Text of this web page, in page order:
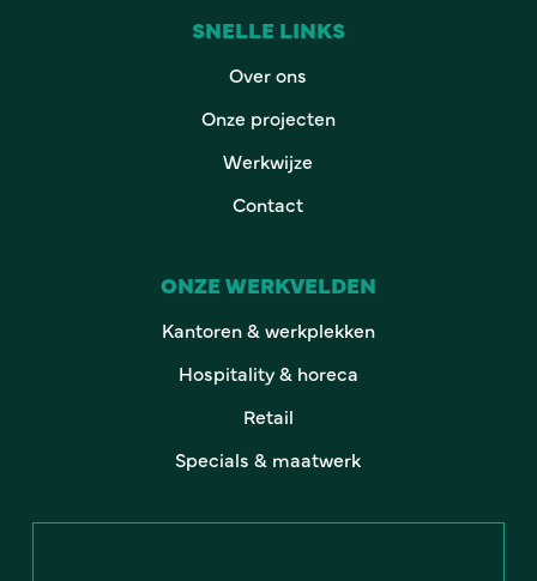
SNELLE LINKS
Over ons
Onze projecten
Werkwijze
Contact
ONZE WERKVELDEN
Kantoren & werkplekken
Hospitality & horeca
Retail
Specials & maatwerk